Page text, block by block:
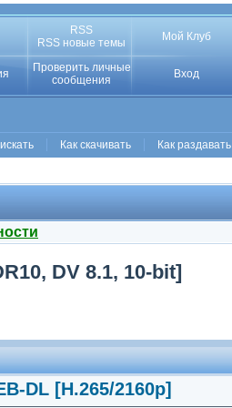
RSS
RSS новые темы
Мой Клуб
Проверить личные
сообщения
Вход
Как скачивать Как раздавать
DV 8.1, 10-bit]
DL [H.265/2160p]